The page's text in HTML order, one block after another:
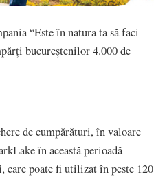
“Este în natura ta să faci
bucureștenilor 4.000 de
de cumpărături, în valoare
în această perioadă
care poate fi utilizat în peste 120